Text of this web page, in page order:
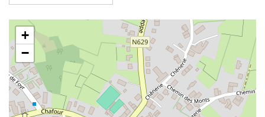
Association des Parents de Jalhay
+
−